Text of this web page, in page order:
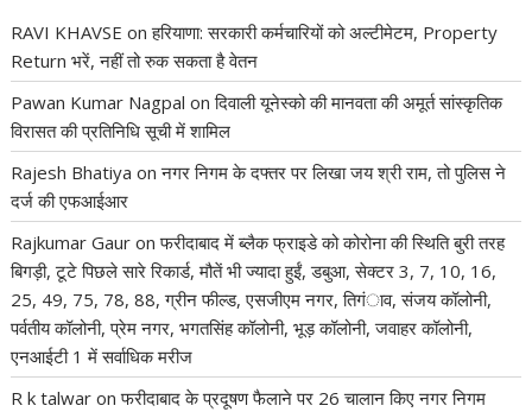
RAVI KHAVSE onहरियाणा: सरकारी कर्मचारियों को अल्टीमेटम, Property
Return भरें, नहीं तो रुक सकता है वेतन
Pawan Kumar Nagpal onदिवाली यूनेस्को की मानवता की अमूर्त सांस्कृतिक
विरासत की प्रतिनिधि सूची में शामिल
Rajesh Bhatiya onनगर निगम के दफ्तर पर लिखा जय श्री राम, तो पुलिस ने
दर्ज की एफआईआर
Rajkumar Gaur onफरीदाबाद में ब्लैक फ्राइडे को कोरोना की स्थिति बुरी तरह
बिगड़ी, टूटे पिछले सारे रिकार्ड, मौतें भी ज्यादा हुईं, डबुआ, सेक्टर 3, 7, 10, 16,
25, 49, 75, 78, 88, ग्रीन फील्ड, एसजीएम नगर, तिगंाव, संजय कॉलोनी,
पर्वतीय कॉलोनी, प्रेम नगर, भगतसिंह कॉलोनी, भूड़ कॉलोनी, जवाहर कॉलोनी,
एनआईटी 1 में सर्वाधिक मरीज
R k talwar onफरीदाबाद के प्रदूषण फैलाने पर 26 चालान किए नगर निगम